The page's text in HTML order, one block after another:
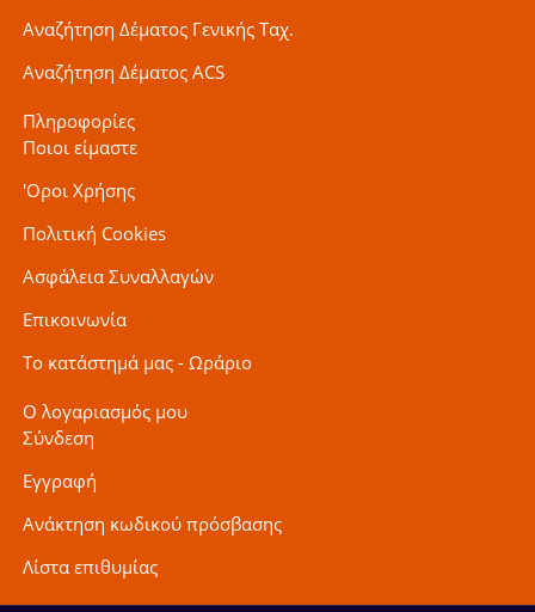
Αναζήτηση Δέματος Γενικής Ταχ.
Αναζήτηση Δέματος ACS
Πληροφορίες
Ποιοι είμαστε
'Οροι Χρήσης
Πολιτική Cookies
Ασφάλεια Συναλλαγών
Επικοινωνία
Το κατάστημά μας - Ωράριο
Ο λογαριασμός μου
Σύνδεση
Εγγραφή
Ανάκτηση κωδικού πρόσβασης
Λίστα επιθυμίας